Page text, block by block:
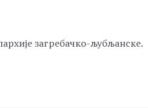
загребачко-љубљанске.